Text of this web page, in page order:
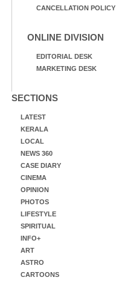
CANCELLATION POLICY
ONLINE DIVISION
EDITORIAL DESK
MARKETING DESK
SECTIONS
LATEST
KERALA
LOCAL
NEWS 360
CASE DIARY
CINEMA
OPINION
PHOTOS
LIFESTYLE
SPIRITUAL
INFO+
ART
ASTRO
CARTOONS